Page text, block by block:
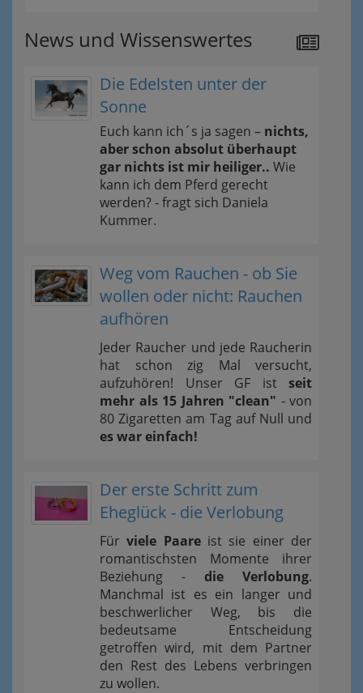
News und Wissenswertes
Die Edelsten unter der
Sonne
Euch kann ich´s ja sagen – nichts,
aber schon absolut überhaupt
gar nichts ist mir heiliger.. Wie
kann ich dem Pferd gerecht
werden? - fragt sich Daniela
Kummer.
Weg vom Rauchen - ob Sie
wollen oder nicht: Rauchen
aufhören
Jeder Raucher und jede Raucherin
hat schon zig Mal versucht,
aufzuhören! Unser GF ist seit
mehr als 15 Jahren "clean" - von
80 Zigaretten am Tag auf Null und
es war einfach!
Der erste Schritt zum
Eheglück - die Verlobung
Fürviele Paareist sie einer der
romantischsten Momente ihrer
Beziehung - die Verlobung.
Manchmal ist es ein langer und
beschwerlicher Weg, bis die
bedeutsame Entscheidung
getroffen wird, mit dem Partner
den Rest des Lebens verbringen
zu wollen.